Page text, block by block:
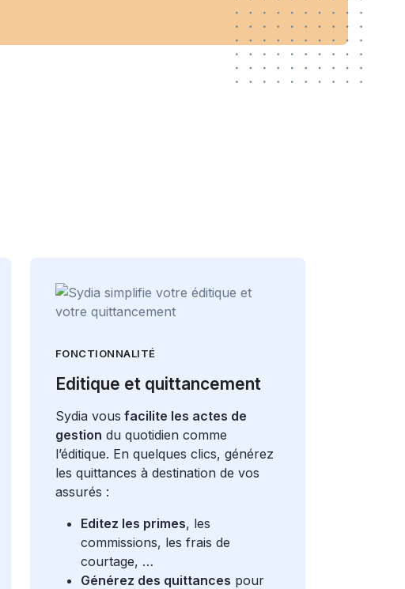
FONCTIONNALITÉ
Editique et quittancement
Sydia vous facilite les actes de
gestion du quotidien comme
l’éditique. En quelques clics, générez
les quittances à destination de vos
assurés :
Editez les primes, les
commissions, les frais de
courtage, …
Générez des quittances pour